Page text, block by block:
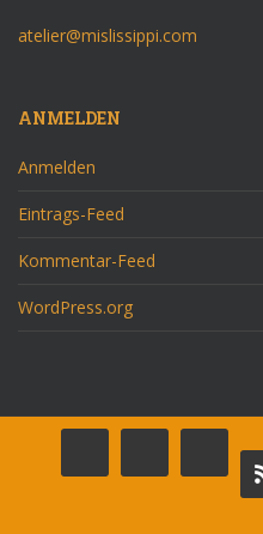
atelier@mislissippi.com
ANMELDEN
Anmelden
Eintrags-Feed
Kommentar-Feed
WordPress.org